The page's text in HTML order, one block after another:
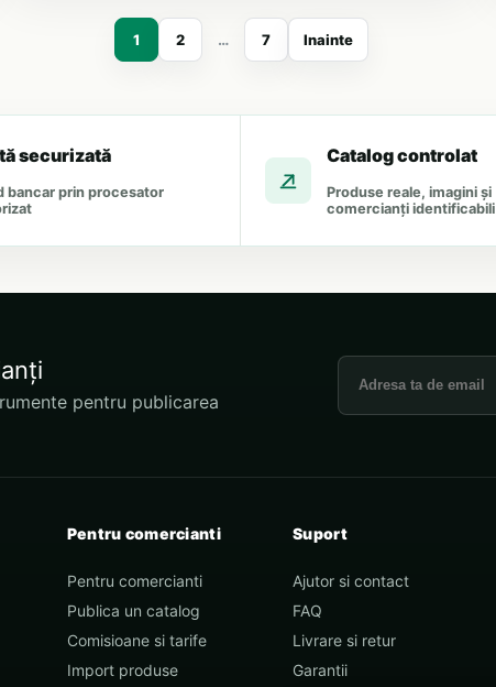
1 2 … 7 Inainte
securizată
bancar prin procesator
Catalog controlat
Produse reale, imagini și
comercianți identificabili
pentru publicarea
Adresa de email
Pentru comercianti
Pentru comercianti
Publica un catalog
Comisioane si tarife
Import produse
Suport
Ajutor si contact
FAQ
Livrare si retur
Garantii